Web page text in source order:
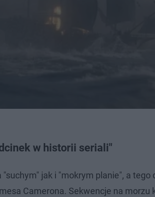
w historii seriali"
jak i "mokrym planie", a tego
Camerona. Sekwencje na